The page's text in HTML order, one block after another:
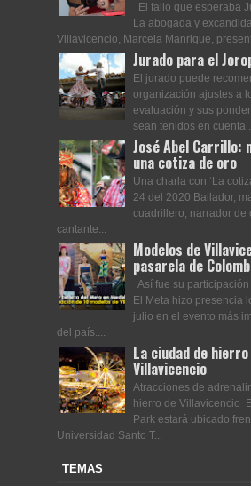
El fallo que esperaba
La abogada y
Villavicencio, Marcela Manrique,
Jurado para el
El jurado puede
organización ajustes a
evaluación y sus
sean tenidos en cuenta ...
José Abel Carrillo:
una cotiza de oro
Una charla con ‘La
24 del 2020 Bailador,
cuadrillero, narrador de
cantante...
Modelos de
pasarela de
Así fue su participación
El Meta hizo presencia
julio en el evento más
del país....
La ciudad de
Villavicencio
Atracciones de
hierro de Villavicencio
Park estará ubicado
Universidad Santo T...
TEMAS